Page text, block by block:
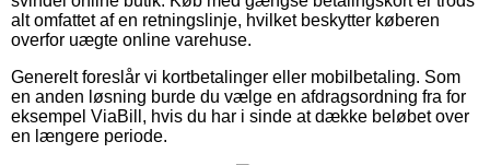
alt omfattet af en retningslinje, hvilket beskytter køberen
overfor uægte online varehuse.
Generelt foreslår vi kortbetalinger eller mobilbetaling. Som
en anden løsning burde du vælge en afdragsordning fra for
eksempel ViaBill, hvis du har i sinde at dække beløbet over
en længere periode.